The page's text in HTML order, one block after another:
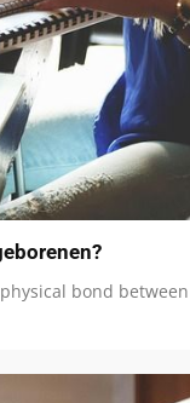
bond